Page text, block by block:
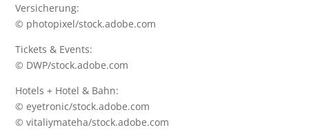
Versicherung:
© photopixel/stock.adobe.com
Tickets & Events:
© DWP/stock.adobe.com
Hotels + Hotel & Bahn:
© eyetronic/stock.adobe.com
© vitaliymateha/stock.adobe.com